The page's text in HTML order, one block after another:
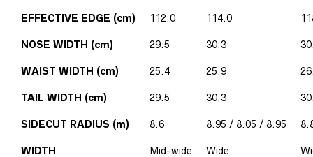
EFFECTIVE EDGE (cm) 112.0 114.0
NOSE WIDTH (cm) 29.5 30.3
WAIST WIDTH (cm) 25.4 25.9
TAIL WIDTH (cm) 29.5 30.3
SIDECUT RADIUS (m) 8.6 8.95 / 8.05 / 8.95
WIDTH Mid-wide Wide